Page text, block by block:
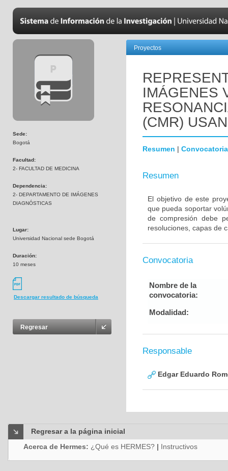
Sede:
Bogotá
Facultad:
2- FACULTAD DE MEDICINA
Dependencia:
2- DEPARTAMENTO DE IMÁGENES
DIAGNÓSTICAS
Lugar:
Universidad Nacional sede Bogotá
Duración:
10 meses
Descargar resultado de búsqueda
Regresar
Proyectos
IMÁGENES
(CMR)
Resumen | Convocatoria
Resumen
El objetivo de este
que pueda soportar
de compresión debe
resoluciones, capas de
Convocatoria
Nombre de la
convocatoria:
Modalidad:
Responsable
Edgar Eduardo
Regresar a la página inicial
Acerca de Hermes: ¿Qué es HERMES? | Instructivos